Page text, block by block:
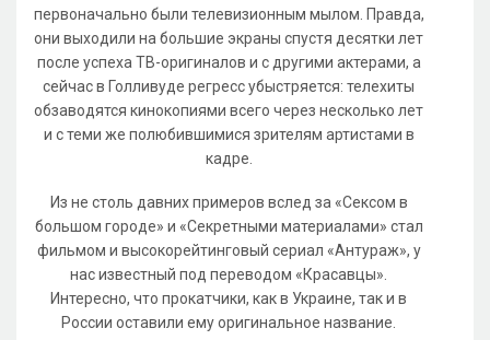
первоначально были телевизионным мылом. Правда,
они выходили на большие экраны спустя десятки лет
после успеха ТВ-оригиналов и с другими актерами, а
сейчас в Голливуде регресс убыстряется: телехиты
обзаводятся кинокопиями всего через несколько лет
и с теми же полюбившимися зрителям артистами в
кадре.
Из не столь давних примеров вслед за «Сексом в
большом городе» и «Секретными материалами» стал
фильмом и высокорейтинговый сериал «Антураж», у
нас известный под переводом «Красавцы».
Интересно, что прокатчики, как в Украине, так и в
России оставили ему оригинальное название.